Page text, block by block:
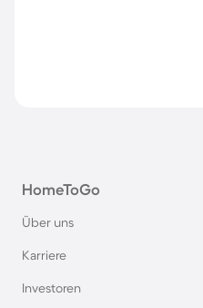
HomeToGo
Über uns
Karriere
Investoren